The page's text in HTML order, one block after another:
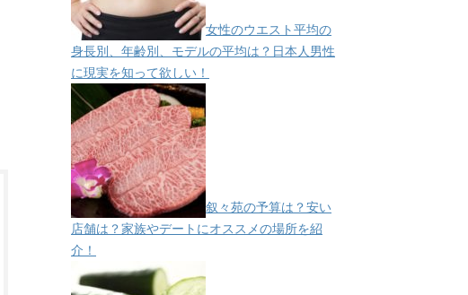
女性のウエスト平均の
身長別、年齢別、モデルの平均は？日本人男性
に現実を知って欲しい！
叙々苑の予算は？安い
店舗は？家族やデートにオススメの場所を紹
介！